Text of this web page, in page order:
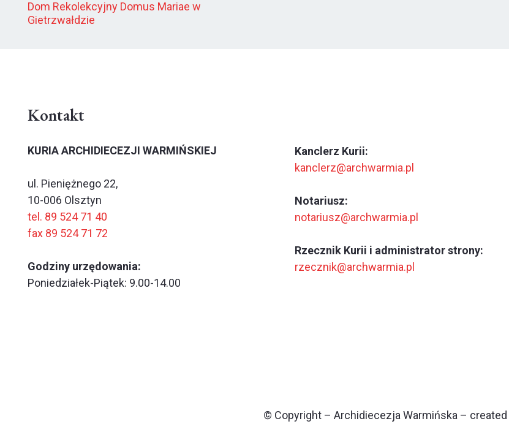
Dom Rekolekcyjny Domus Mariae w
Gietrzwałdzie
Kontakt
KURIA ARCHIDIECEZJI WARMIŃSKIEJ
ul. Pieniężnego 22,
10-006 Olsztyn
tel. 89 524 71 40
fax 89 524 71 72
Godziny urzędowania:
Poniedziałek-Piątek: 9.00-14.00
Kanclerz Kurii:
kanclerz@archwarmia.pl
Notariusz:
notariusz@archwarmia.pl
Rzecznik Kurii i administrator strony:
rzecznik@archwarmia.pl
© Copyright – Archidiecezja Warmińska – created